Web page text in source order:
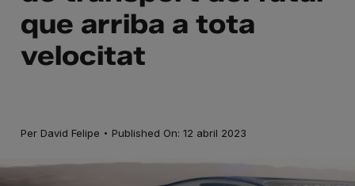
que arriba a tota
velocitat
Per David Felipe · Published On: 12 abril 2023